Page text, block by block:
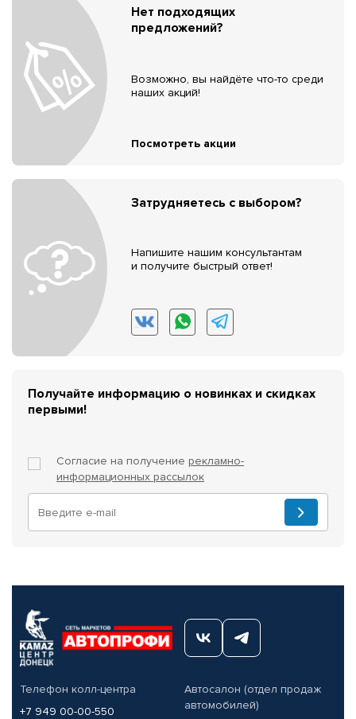
Нет подходящих
предложений?
Возможно, вы найдёте что-то среди
наших акций!
Посмотреть акции
Затрудняетесь с выбором?
Напишите нашим консультантам
и получите быстрый ответ!
Получайте информацию о новинках и скидках
первыми!
Согласие на получение рекламно-
информационных рассылок
Телефон колл-центра
+7 949 00-00-550
Автосалон (отдел продаж
автомобилей)